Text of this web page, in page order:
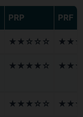
PRP PRF
★★☆☆☆
★★★★☆
★★★☆☆